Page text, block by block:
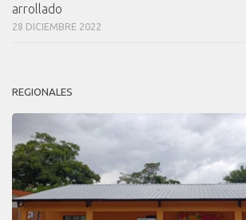
arrollado
28 DICIEMBRE 2022
REGIONALES